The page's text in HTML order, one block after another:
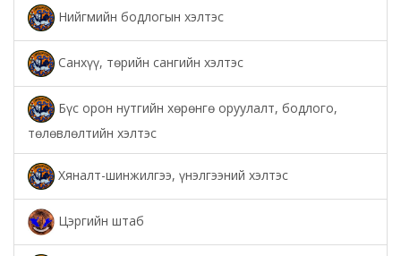
Нийгмийн бодлогын хэлтэс
Санхүү, төрийн сангийн хэлтэс
Бүс орон нутгийн хөрөнгө оруулалт, бодлого,
төлөвлөлтийн хэлтэс
Хяналт-шинжилгээ, үнэлгээний хэлтэс
Цэргийн штаб